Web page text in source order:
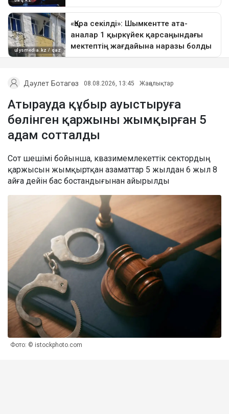
Дәулет Ботагөз 08.08.2026, 13:45 Жаңалықтар
Атырауда құбыр ауыстыруға
бөлінген қаржыны жымқырған 5
адам сотталды
Сот шешімі бойынша, квазимемлекеттік сектордың
қаржысын жымқыртқан азаматтар 5 жылдан 6 жыл 8
айға дейін бас бостандығынан айырылды
Фото: © istockphoto.com